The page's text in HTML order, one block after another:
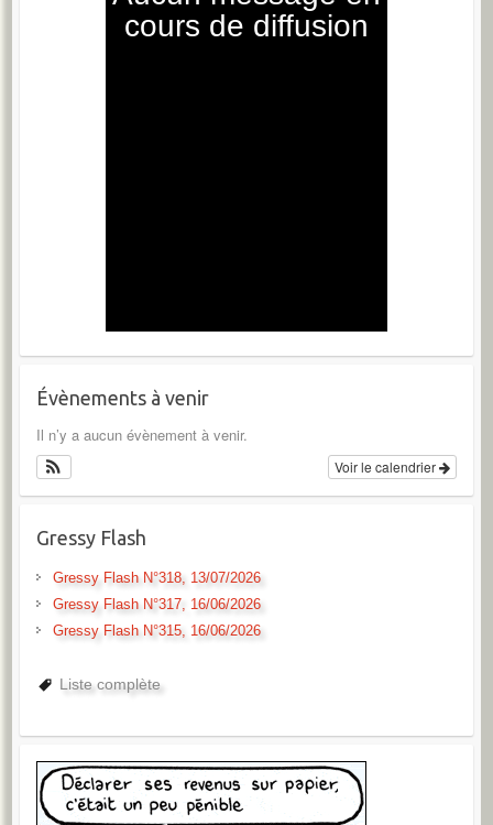
Évènements à venir
Il n’y a aucun évènement à venir.
Voir le calendrier
Gressy Flash
Gressy Flash N°318, 13/07/2026
Gressy Flash N°317, 16/06/2026
Gressy Flash N°315, 16/06/2026
Liste complète